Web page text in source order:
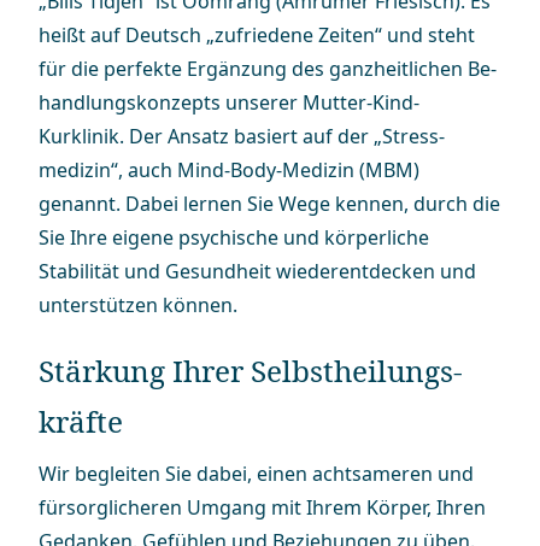
heißt auf Deutsch „zufriedene Zeiten“ und steht
für die perfekte Ergänzung des ganz­heit­li­chen Be­
hand­lungs­kon­zepts unserer Mutter-Kind-
Kurklinik. Der Ansatz basiert auf der „Stress­
medizin“, auch Mind-Body-Medizin (MBM)
genannt. Dabei lernen Sie Wege kennen, durch die
Sie Ihre eigene psychische und körperliche
Stabilität und Gesundheit wieder­entdecken und
unterstützen können.
Stärkung Ihrer Selbst­hei­lungs­
kräfte
Wir begleiten Sie dabei, einen achtsameren und
fürsorglicheren Umgang mit Ihrem Körper, Ihren
Gedanken, Gefühlen und Beziehungen zu üben.